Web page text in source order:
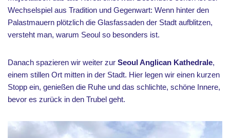
Wechselspiel aus Tradition und Gegenwart: Wenn hinter den
Palastmauern plötzlich die Glasfassaden der Stadt aufblitzen,
versteht man, warum Seoul so besonders ist.
Danach spazieren wir weiter zur Seoul Anglican Kathedrale,
einem stillen Ort mitten in der Stadt. Hier legen wir einen kurzen
Stopp ein, genießen die Ruhe und das schlichte, schöne Innere,
bevor es zurück in den Trubel geht.